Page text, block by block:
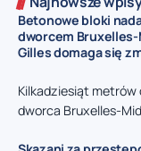
Betonowe bloki
dworcem
Gilles domaga się
Kilkadziesiąt
dworca Bruxelles-